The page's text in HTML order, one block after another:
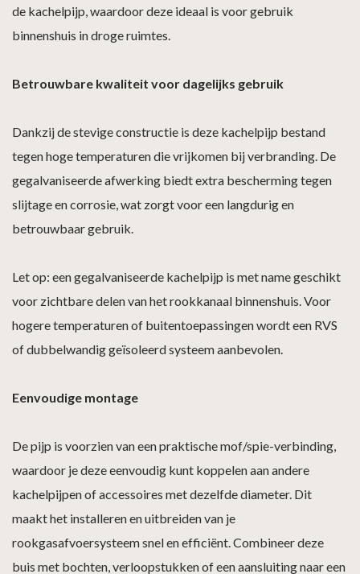
de kachelpijp, waardoor deze ideaal is voor gebruik
binnenshuis in droge ruimtes.
Betrouwbare kwaliteit voor dagelijks gebruik
Dankzij de stevige constructie is deze kachelpijp bestand
tegen hoge temperaturen die vrijkomen bij verbranding. De
gegalvaniseerde afwerking biedt extra bescherming tegen
slijtage en corrosie, wat zorgt voor een langdurig en
betrouwbaar gebruik.
Let op: een gegalvaniseerde kachelpijp is met name geschikt
voor zichtbare delen van het rookkanaal binnenshuis. Voor
hogere temperaturen of buitentoepassingen wordt een RVS
of dubbelwandig geïsoleerd systeem aanbevolen.
Eenvoudige montage
De pijp is voorzien van een praktische mof/spie-verbinding,
waardoor je deze eenvoudig kunt koppelen aan andere
kachelpijpen of accessoires met dezelfde diameter. Dit
maakt het installeren en uitbreiden van je
rookgasafvoersysteem snel en efficiënt. Combineer deze
buis met bochten, verloopstukken of een aansluiting naar een